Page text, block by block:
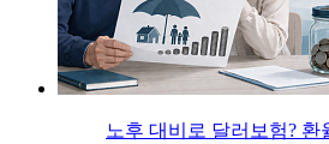
노후 대비로 달러보험?